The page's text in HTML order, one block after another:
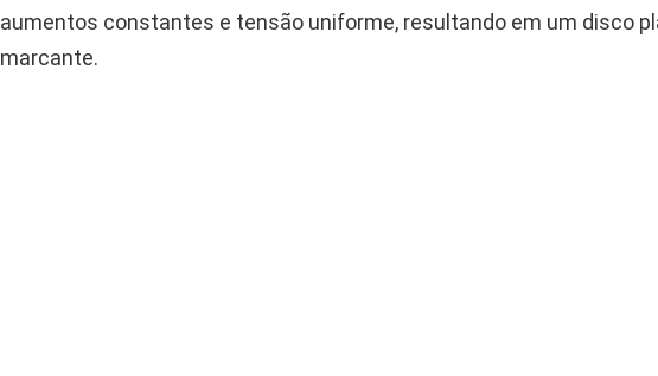
aumentos constantes e tensão uniforme, resultando em um disco
marcante.